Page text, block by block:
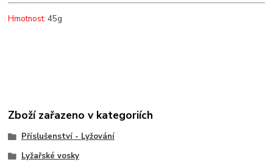
Hmotnost: 45g
Zboží zařazeno v kategoriích
Příslušenství - Lyžování
Lyžařské vosky